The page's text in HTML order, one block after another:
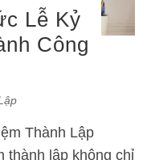
Lễ Kỷ
Công
Thành Lập
thành lập không chỉ